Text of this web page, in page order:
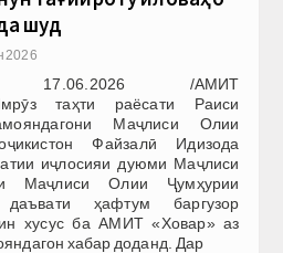
шуд
2026
17.06.2026 /АМИТ
таҳти раёсати Раиси
Маҷлиси Олии
Файзалӣ Идизода
иҷлосияи дуюми Маҷлиси
Маҷлиси Олии Ҷумҳурии
даъвати ҳафтум баргузор
хусус ба АМИТ «Ховар» аз
хабар доданд. Дар